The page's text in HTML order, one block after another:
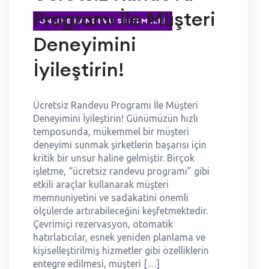
ONLINE RANDEVU SISTEMLERI
Programı İle Müşteri
Deneyimini
İyileştirin!
Ücretsiz Randevu Programı İle Müşteri
Deneyimini İyileştirin! Günümüzün hızlı
temposunda, mükemmel bir müşteri
deneyimi sunmak şirketlerin başarısı için
kritik bir unsur haline gelmiştir. Birçok
işletme, “ücretsiz randevu programı” gibi
etkili araçlar kullanarak müşteri
memnuniyetini ve sadakatini önemli
ölçülerde artırabileceğini keşfetmektedir.
Çevrimiçi rezervasyon, otomatik
hatırlatıcılar, esnek yeniden planlama ve
kişiselleştirilmiş hizmetler gibi özelliklerin
entegre edilmesi, müşteri […]